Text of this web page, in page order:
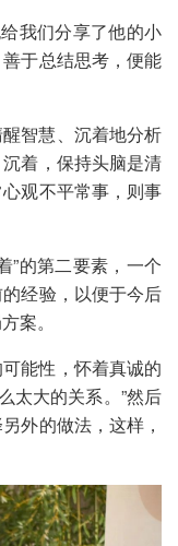
我们分享了他的小
于总结思考，便能
智慧、沉着地分析
着，保持头脑是清
观不平常事，则事
”的第二要素，一个
经验，以便于今后
案。
能性，怀着真诚的
太大的关系。”然后
外的做法，这样，